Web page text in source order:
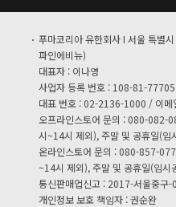
푸마코리아 유한회사 I 서울 특별
파인에비뉴)
대표자 : 이나영
사업자 등록 번호 : 108-81-77705
대표 번호 : 02-2136-1000 / 이메
오프라인스토어 문의 : 080-082-
시~14시 제외), 주말 및 공휴일(임
온라인스토어 문의 : 080-857-
~14시 제외), 주말 및 공휴일(임시
통신판매업신고 : 2017-서울중구-
개인정보 보호 책임자 : 권순완